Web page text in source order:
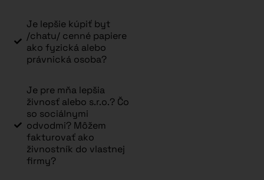
Je lepšie kúpiť byt
/chatu/ cenné papiere
ako fyzická alebo
právnická osoba?
Je pre mňa lepšia
živnosť alebo s.r.o.? Čo
so sociálnymi
odvodmi? Môžem
fakturovať ako
živnostník do vlastnej
firmy?